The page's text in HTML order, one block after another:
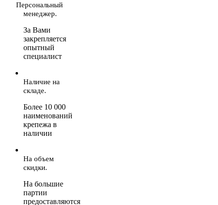
Персональный
менеджер.
За Вами
закрепляется
опытный
специалист
Наличие на
складе.
Более 10 000
наименований
крепежа в
наличии
На объем
скидки.
На большие
партии
предоставляются